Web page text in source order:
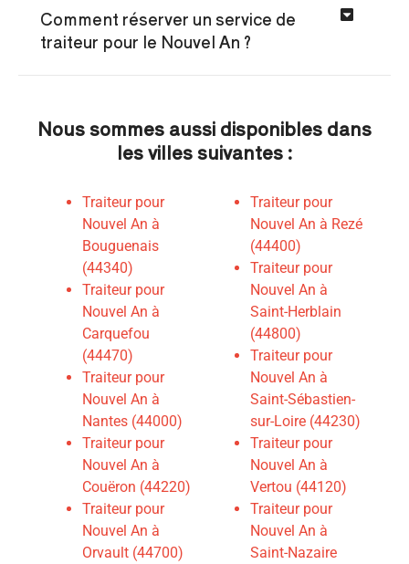
Comment réserver un service de
traiteur pour le Nouvel An ?
Nous sommes aussi disponibles dans
les villes suivantes :
Traiteur pour
Nouvel An à
Bouguenais
(44340)
Traiteur pour
Nouvel An à
Carquefou
(44470)
Traiteur pour
Nouvel An à
Nantes (44000)
Traiteur pour
Nouvel An à
Couëron (44220)
Traiteur pour
Nouvel An à
Orvault (44700)
Traiteur pour
Nouvel An à Rezé
(44400)
Traiteur pour
Nouvel An à
Saint-Herblain
(44800)
Traiteur pour
Nouvel An à
Saint-Sébastien-
sur-Loire (44230)
Traiteur pour
Nouvel An à
Vertou (44120)
Traiteur pour
Nouvel An à
Saint-Nazaire